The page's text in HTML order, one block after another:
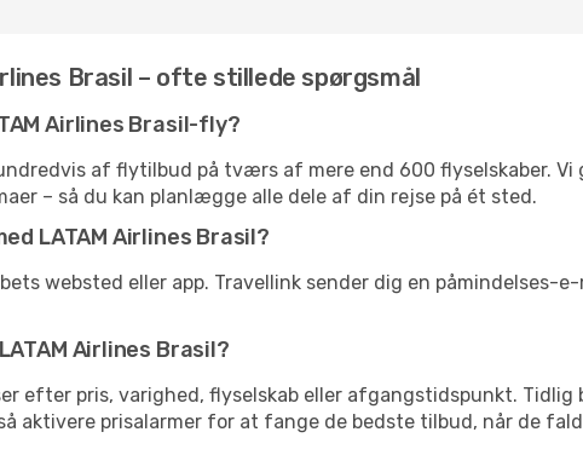
Brasil – ofte stillede spørgsmål
Airlines Brasil-fly?
af flytilbud på tværs af mere end 600 flyselskaber. Vi
– så du kan planlægge alle dele af din rejse på ét sted.
LATAM Airlines Brasil?
websted eller app. Travellink sender dig en påmindelses-
Airlines Brasil?
efter pris, varighed, flyselskab eller afgangstidspunkt. Tidlig
aktivere prisalarmer for at fange de bedste tilbud, når de